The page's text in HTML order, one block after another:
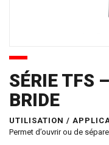
SÉRIE TFS
BRIDE
UTILISATION /
Permet d’ouvrir ou de